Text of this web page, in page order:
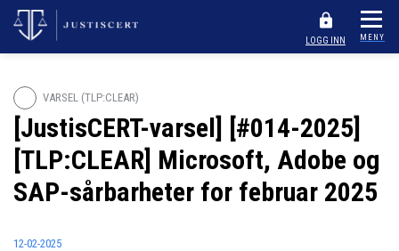
LOGG INN MENY
VARSEL (TLP:CLEAR)
[JustisCERT-varsel] [#014-2025]
[TLP:CLEAR] Microsoft, Adobe og
SAP-sårbarheter for februar 2025
12-02-2025